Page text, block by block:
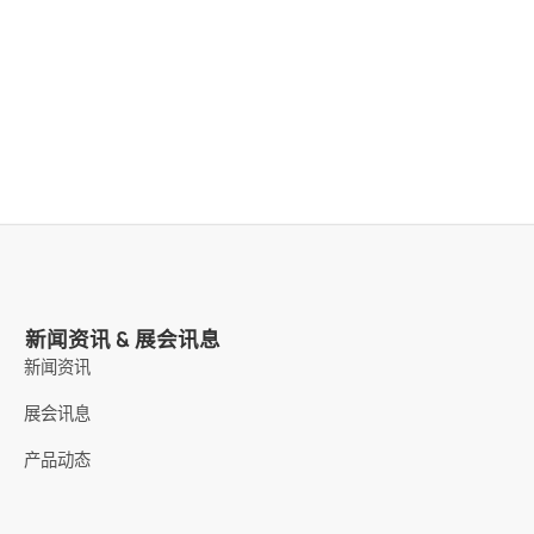
新闻资讯 & 展会讯息
新闻资讯
展会讯息
产品动态